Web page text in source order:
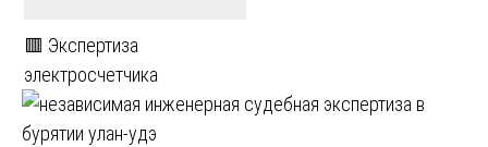
🟥 Экспертиза
электросчетчика